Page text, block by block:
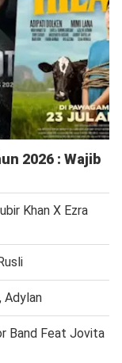
2026 : Wajib
Khan X Ezra
Adylan
Band Feat Jovita